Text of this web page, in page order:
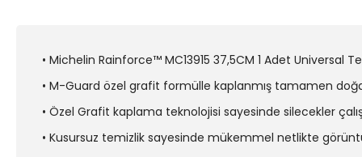
• Michelin Rainforce™ MC13915 37,5CM 1 Adet Universal
• M-Guard özel grafit formülle kaplanmış tamamen
• Özel Grafit kaplama teknolojisi sayesinde silecekler
• Kusursuz temizlik sayesinde mükemmel netlikte